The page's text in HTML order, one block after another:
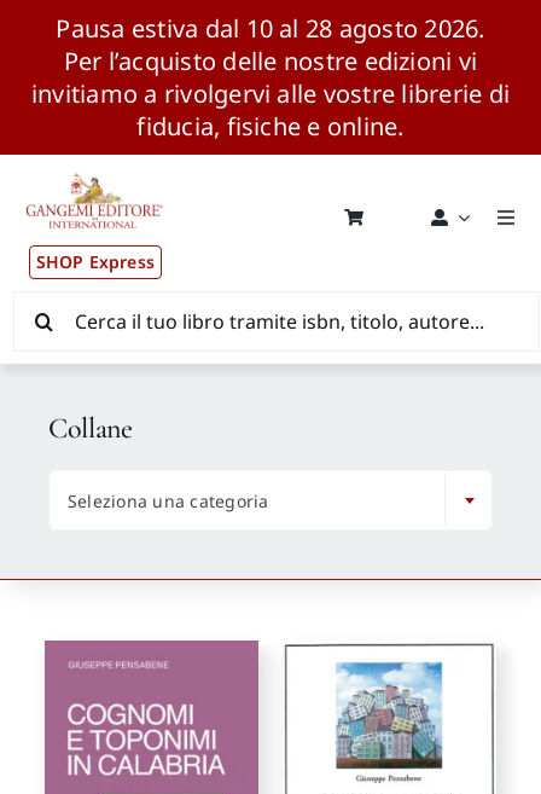
Pausa estiva dal 10 al 28 agosto 2026.
Per l’acquisto delle nostre edizioni vi
invitiamo a rivolgervi alle vostre librerie di
fiducia, fisiche e online.
contenuto
SHOP Express
Pubblicazioni
News ed Eventi
Distribuzione Wolrdwide
CONSIP / MEPA / ANVUR / CINECA
Autori
Proposte di pubblicazione
per:
Collane
Seleziona una categoria